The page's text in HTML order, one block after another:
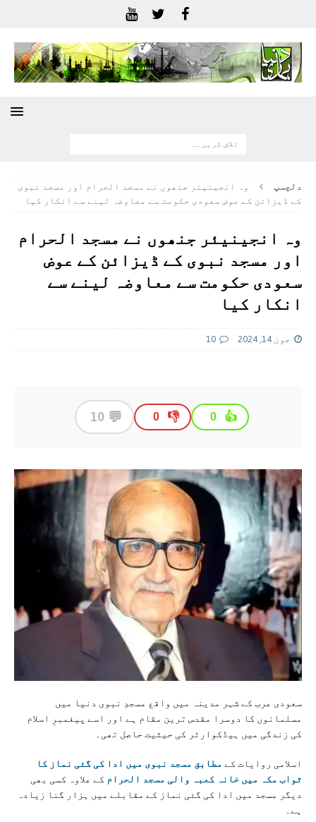
دلچسپ
وہ انجینیئر جنھوں نے مسجد الحرام اور مسجد نبوی
کے ڈیزائن کے عوض سعودی حکومت سے معاوضہ لینے سے انکار کیا
وہ انجینیئر جنھوں نے مسجد الحرام
اور مسجد نبوی کے ڈیزائن کے عوض
سعودی حکومت سے معاوضہ لینے سے
انکار کیا
جون 14, 2024 10
👍
0
👎
0
💬
10
سعودی عرب کے شہر مدینہ میں واقع مسجدِ نبوی دنیا میں
مسلمانوں کا دوسرا مقدس ترین مقام ہے اور اسے پیغمبرِ اسلام
کی زندگی میں ہیڈکوارٹر کی حیثیت حاصل تھی۔
اسلامی روایات کے مطابق مسجد نبوی میں ادا کی گئی نماز کا
ثواب مکہ میں خانہ کعبہ والی مسجد الحرام کے علاوہ کسی بھی
دیگر مسجد میں ادا کی گئی نماز کے مقابلے میں ہزار گنا زیادہ
ہے۔